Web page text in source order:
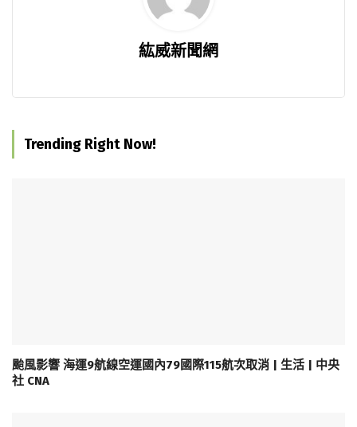
紘威新聞網
Trending Right Now!
颱風影響 海運9航線空運國內79國際115航次取消 | 生活 | 中央
社 CNA